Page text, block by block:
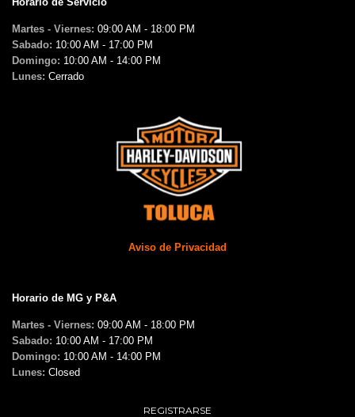
Martes - Viernes: 09:00 AM - 18:00 PM
Sabado: 10:00 AM - 17:00 PM
Domingo: 10:00 AM - 14:00 PM
Lunes: Cerrado
Aviso de Privacidad
Horario de MG y P&A
Martes - Viernes: 09:00 AM - 18:00 PM
Sabado: 10:00 AM - 17:00 PM
Domingo: 10:00 AM - 14:00 PM
Lunes: Closed
REGISTRARSE